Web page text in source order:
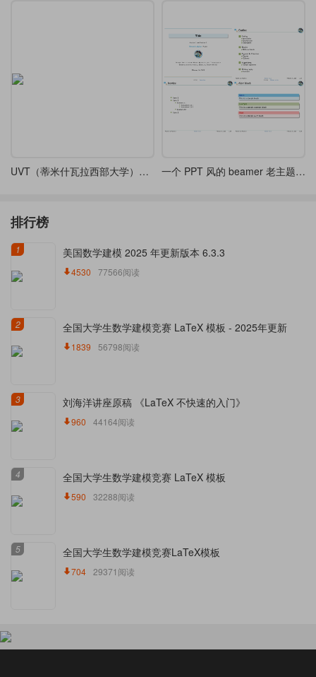
UVT（蒂米什瓦拉西部大学）非官方会议海报LaTeX模板 一个 PPT 风的 beamer 老主题分享
排行榜
1 美国数学建模 2025 年更新版本 6.3.3
4530 77566阅读
2 全国大学生数学建模竞赛 LaTeX 模板 - 2025年更新
1839 56798阅读
3 刘海洋讲座原稿 《LaTeX 不快速的入门》
960 44164阅读
4 全国大学生数学建模竞赛 LaTeX 模板
590 32288阅读
5 全国大学生数学建模竞赛LaTeX模板
704 29371阅读